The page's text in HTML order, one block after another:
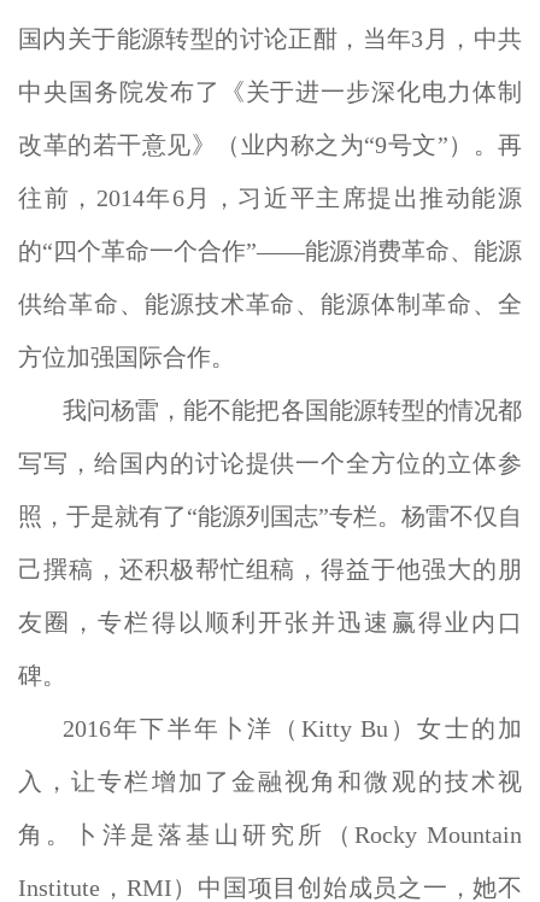
国内关于能源转型的讨论正酣，当年3月，中共
中央国务院发布了《关于进一步深化电力体制
改革的若干意见》（业内称之为“9号文”）。再
往前，2014年6月，习近平主席提出推动能源
的“四个革命一个合作”——能源消费革命、能源
供给革命、能源技术革命、能源体制革命、全
方位加强国际合作。
我问杨雷，能不能把各国能源转型的情况都
写写，给国内的讨论提供一个全方位的立体参
照，于是就有了“能源列国志”专栏。杨雷不仅自
己撰稿，还积极帮忙组稿，得益于他强大的朋
友圈，专栏得以顺利开张并迅速赢得业内口
碑。
2016年下半年卜洋（Kitty Bu）女士的加
入，让专栏增加了金融视角和微观的技术视
角。卜洋是落基山研究所（Rocky Mountain
Institute，RMI）中国项目创始成员之一，她不